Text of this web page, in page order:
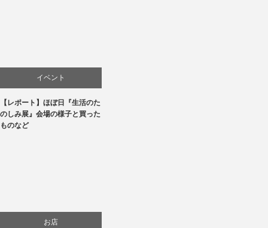
イベント
お店
【レポート】ほぼ日『生活のた
のしみ展』会場の様子と買った
ものなど
お店